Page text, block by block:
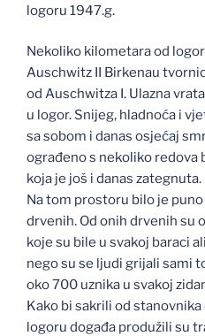
logoru 1947.g.
Nekoliko kilometara od
Auschwitz II Birkenau
od Auschwitza I. Ulazna
u logor. Snijeg, hladnoća i
sa sobom i danas osjećaj
ograđeno s nekoliko redova
koja je još i danas zategnuta.
Na tom prostoru bilo je
drvenih. Od onih drvenih su
koje su bile u svakoj baraci
nego su se ljudi grijali sami
oko 700 uznika u svakoj
Kako bi sakrili od
logoru događa produžili su